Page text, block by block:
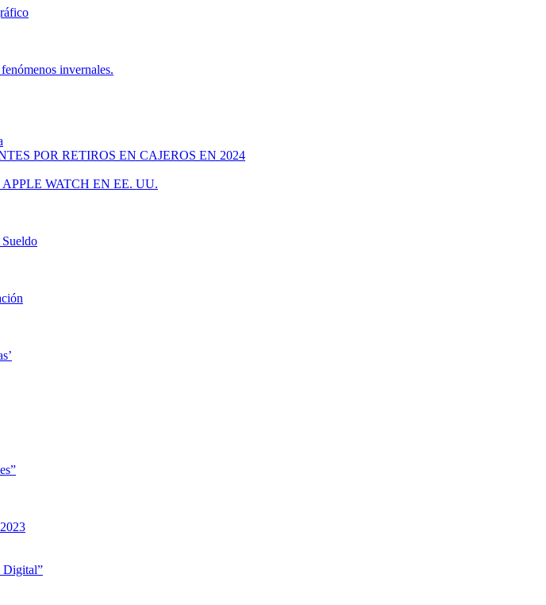
invernales.
POR RETIROS EN CAJEROS EN 2024
WATCH EN EE. UU.
Digital”